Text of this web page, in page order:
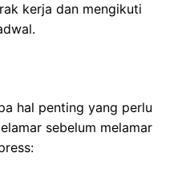
kerja dan mengikuti
hal penting yang perlu
sebelum melamar